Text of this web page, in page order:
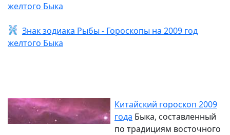
желтого Быка
Знак зодиака Рыбы - Гороскопы на 2009 год
желтого Быка
Китайский гороскоп 2009
года Быка, составленный
по традициям восточного